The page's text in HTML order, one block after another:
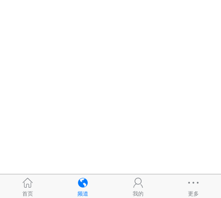
首页 频道 我的 更多